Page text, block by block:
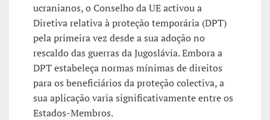
ucranianos, o Conselho da UE activou a
Diretiva relativa à proteção temporária (DPT)
pela primeira vez desde a sua adoção no
rescaldo das guerras da Jugoslávia. Embora a
DPT estabeleça normas mínimas de direitos
para os beneficiários da proteção colectiva, a
sua aplicação varia significativamente entre os
Estados-Membros.